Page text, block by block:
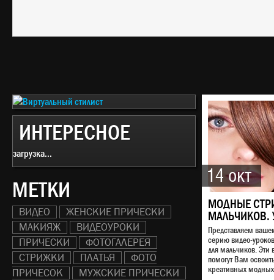
ИНТЕРЕСНОЕ
загрузка...
МЕТКИ
ВИДЕО
ЖЕНСКИЕ ПРИЧЕСКИ
МАКИЯЖ
ВИДЕОУРОКИ
ПРИЧЕСКИ
ФОТОГАЛЕРЕЯ
СТРИЖКИ
ПЛАТЬЯ
ФОТО
ПРИЧЕСОК
МУЖСКИЕ ПРИЧЕСКИ
14 окт
МОДНЫЕ
МАЛЬЧИКОВ.
Представляем
серию видео-
для мальчиков. Эти
помогут Вам
креативных